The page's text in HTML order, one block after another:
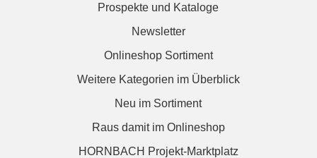
Prospekte und Kataloge
Newsletter
Onlineshop Sortiment
Weitere Kategorien im Überblick
Neu im Sortiment
Raus damit im Onlineshop
HORNBACH Projekt-Marktplatz